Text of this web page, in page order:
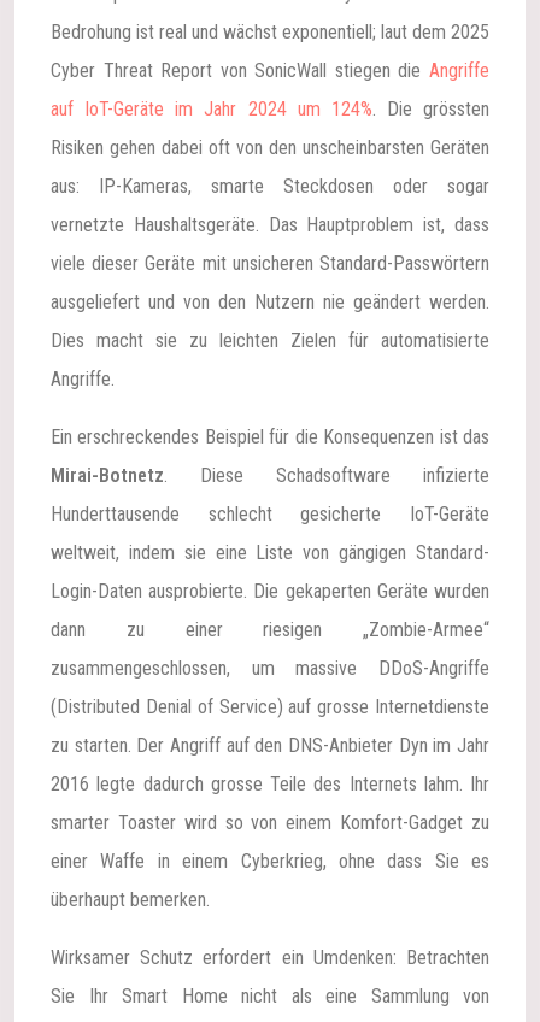
Bedrohung ist real und wächst exponentiell; laut dem 2025
Cyber Threat Report von SonicWall stiegen die Angriffe
auf IoT-Geräte im Jahr 2024 um 124%. Die grössten
Risiken gehen dabei oft von den unscheinbarsten Geräten
aus: IP-Kameras, smarte Steckdosen oder sogar
vernetzte Haushaltsgeräte. Das Hauptproblem ist, dass
viele dieser Geräte mit unsicheren Standard-Passwörtern
ausgeliefert und von den Nutzern nie geändert werden.
Dies macht sie zu leichten Zielen für automatisierte
Angriffe.
Ein erschreckendes Beispiel für die Konsequenzen ist das
Mirai-Botnetz. Diese Schadsoftware infizierte
Hunderttausende schlecht gesicherte IoT-Geräte
weltweit, indem sie eine Liste von gängigen Standard-
Login-Daten ausprobierte. Die gekaperten Geräte wurden
dann zu einer riesigen „Zombie-Armee“
zusammengeschlossen, um massive DDoS-Angriffe
(Distributed Denial of Service) auf grosse Internetdienste
zu starten. Der Angriff auf den DNS-Anbieter Dyn im Jahr
2016 legte dadurch grosse Teile des Internets lahm. Ihr
smarter Toaster wird so von einem Komfort-Gadget zu
einer Waffe in einem Cyberkrieg, ohne dass Sie es
überhaupt bemerken.
Wirksamer Schutz erfordert ein Umdenken: Betrachten
Sie Ihr Smart Home nicht als eine Sammlung von